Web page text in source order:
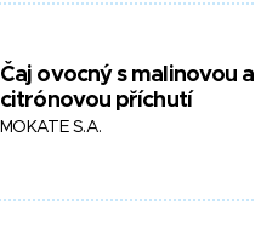
Čaj ovocný s malinovou a
citrónovou příchutí
MOKATE S.A.